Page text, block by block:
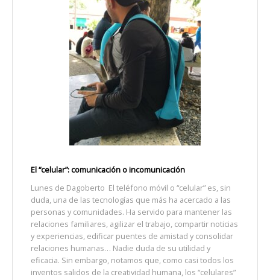
El “celular”: comunicación o incomunicación
Lunes de Dagoberto El teléfono móvil o “celular” es, sin
duda, una de las tecnologías que más ha acercado a las
personas y comunidades. Ha servido para mantener las
relaciones familiares, agilizar el trabajo, compartir noticias
y experiencias, edificar puentes de amistad y consolidar
relaciones humanas… Nadie duda de su utilidad y
eficacia. Sin embargo, notamos que, como casi todos los
inventos salidos de la creatividad humana, los “celulares”